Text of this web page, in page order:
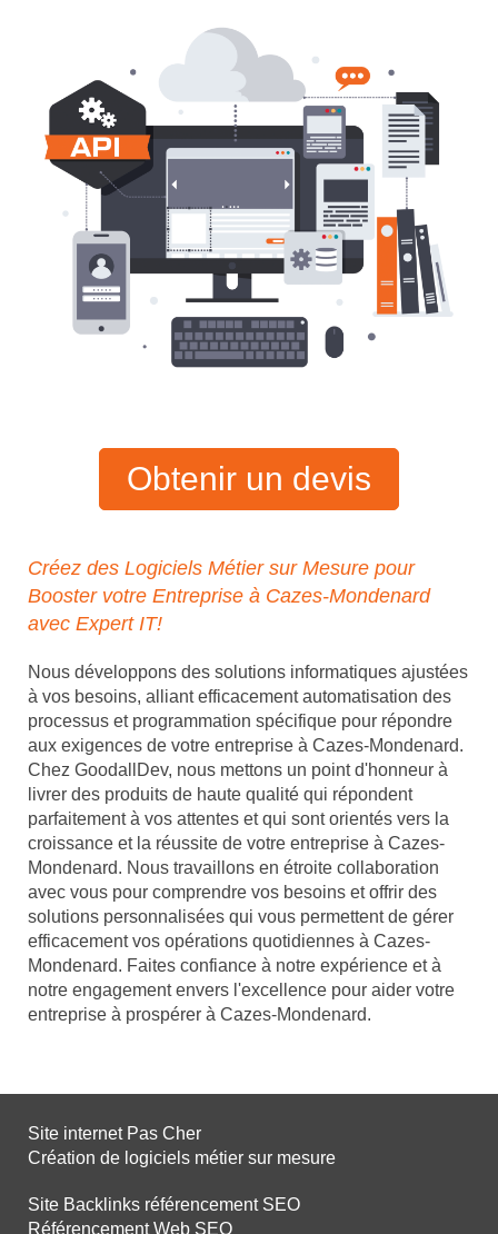
Obtenir un devis
Créez des Logiciels Métier sur Mesure pour
Booster votre Entreprise à Cazes-Mondenard
avec Expert IT!
Nous développons des solutions informatiques ajustées
à vos besoins, alliant efficacement automatisation des
processus et programmation spécifique pour répondre
aux exigences de votre entreprise à Cazes-Mondenard.
Chez GoodallDev, nous mettons un point d'honneur à
livrer des produits de haute qualité qui répondent
parfaitement à vos attentes et qui sont orientés vers la
croissance et la réussite de votre entreprise à Cazes-
Mondenard. Nous travaillons en étroite collaboration
avec vous pour comprendre vos besoins et offrir des
solutions personnalisées qui vous permettent de gérer
efficacement vos opérations quotidiennes à Cazes-
Mondenard. Faites confiance à notre expérience et à
notre engagement envers l'excellence pour aider votre
entreprise à prospérer à Cazes-Mondenard.
Site internet Pas Cher
Création de logiciels métier sur mesure
Site Backlinks référencement SEO
Référencement Web SEO